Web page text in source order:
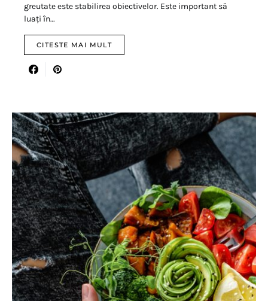
greutate este stabilirea obiectivelor. Este important să
luați în…
CITESTE MAI MULT